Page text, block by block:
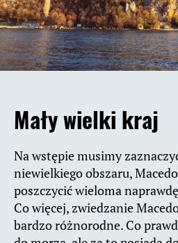
Mały wielki kraj
Na wstępie musimy
niewielkiego obszaru,
poszczycić wieloma
Co więcej, zwiedzanie
bardzo różnorodne. Co